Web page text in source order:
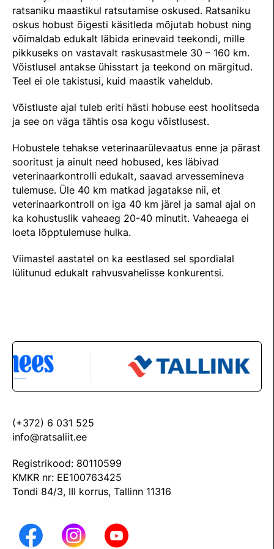
TEENUSTE HINNAKIRI
AJALUGU
Ajajoon
Eesti Ratsasportlased Tiitlivõistlustel
VABATAHTLIKUD
PROJEKTID
ERA SA
Noortespordi Toetamine
HOBUSTE HEAOLU
Mänedžer Ja Komitee
Välisvõistlustel Osaleja Meelespea
KOOLISÕIT JA PARAKOOLISÕIT
Regulatsioonid
Võistluskalender
Edetabelid
Ametnikud
Koolitused
Estonian Dressage Team
Mänedžer Ja Komiteed
Välisvõistlustel Osaleja Meelespea
Võistlussarjad
Ametnikud
Koolitused
Komitee
Välisvõistlustel Osaleja Meelespea
KESTVUSRATSUTAMINE
Regulatsioonid
Taastaotlemine
Õppematerjalid
Kutseeksam
Praktika Ja Mentortreenerid
Hindamiskomisjon
KOOLITUSED
KONTROLLI EOK TREENERI KUTSET
ratsaniku maastikul ratsutamise oskused. Ratsaniku
oskus hobust õigesti käsitleda mõjutab hobust ning
võimaldab edukalt läbida erinevaid teekondi, mille
pikkuseks on vastavalt raskusastmele 30 – 160 km.
Võistlusel antakse ühisstart ja teekond on märgitud.
Teel ei ole takistusi, kuid maastik vaheldub.
Võistluste ajal tuleb eriti hästi hobuse eest hoolitseda
ja see on väga tähtis osa kogu võistlusest.
Hobustele tehakse veterinaarülevaatus enne ja pärast
sooritust ja ainult need hobused, kes läbivad
veterinaarkontrolli edukalt, saavad arvessemineva
tulemuse. Üle 40 km matkad jagatakse nii, et
veterinaarkontroll on iga 40 km järel ja samal ajal on
ka kohustuslik vaheaeg 20-40 minutit. Vaheaega ei
loeta lõpptulemuse hulka.
Viimastel aastatel on ka eestlased sel spordialal
lülitunud edukalt rahvusvahelisse konkurentsi.
(+372) 6 031 525
info@ratsaliit.ee
Registrikood: 80110599
KMKR nr: EE100763425
Tondi 84/3, III korrus, Tallinn 11316